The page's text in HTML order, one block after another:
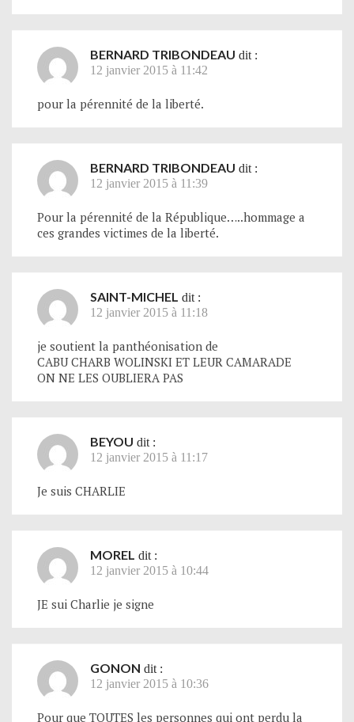
BERNARD TRIBONDEAU dit :
12 janvier 2015 à 11:42
pour la pérennité de la liberté.
BERNARD TRIBONDEAU dit :
12 janvier 2015 à 11:39
Pour la pérennité de la République…..hommage a
ces grandes victimes de la liberté.
SAINT-MICHEL dit :
12 janvier 2015 à 11:18
je soutient la panthéonisation de
CABU CHARB WOLINSKI ET LEUR CAMARADE
ON NE LES OUBLIERA PAS
BEYOU dit :
12 janvier 2015 à 11:17
Je suis CHARLIE
MOREL dit :
12 janvier 2015 à 10:44
JE sui Charlie je signe
GONON dit :
12 janvier 2015 à 10:36
Pour que TOUTES les personnes qui ont perdu la